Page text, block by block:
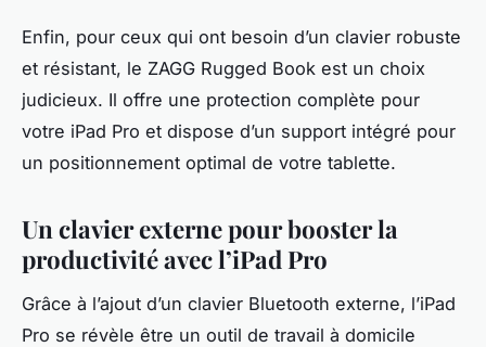
Enfin, pour ceux qui ont besoin d’un clavier robuste
et résistant, le ZAGG Rugged Book est un choix
judicieux. Il offre une protection complète pour
votre iPad Pro et dispose d’un support intégré pour
un positionnement optimal de votre tablette.
Un clavier externe pour booster la
productivité avec l’iPad Pro
Grâce à l’ajout d’un clavier Bluetooth externe, l’iPad
Pro se révèle être un outil de travail à domicile